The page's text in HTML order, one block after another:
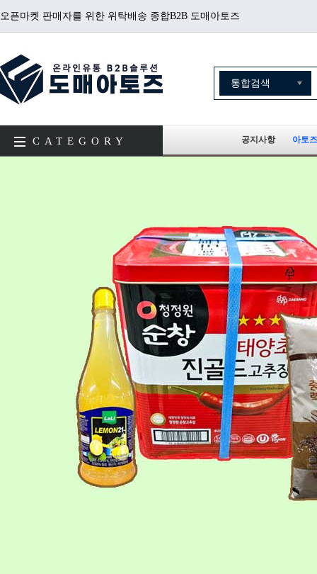
오픈마켓 판매자를 위한 위탁배송 종합B2B 도매아토즈
CATEGORY 공지사항 아토